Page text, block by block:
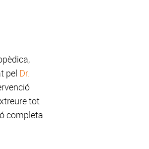
pel Dr.
tot
completa